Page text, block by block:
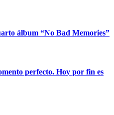
álbum “No Bad Memories”
perfecto. Hoy por fin es